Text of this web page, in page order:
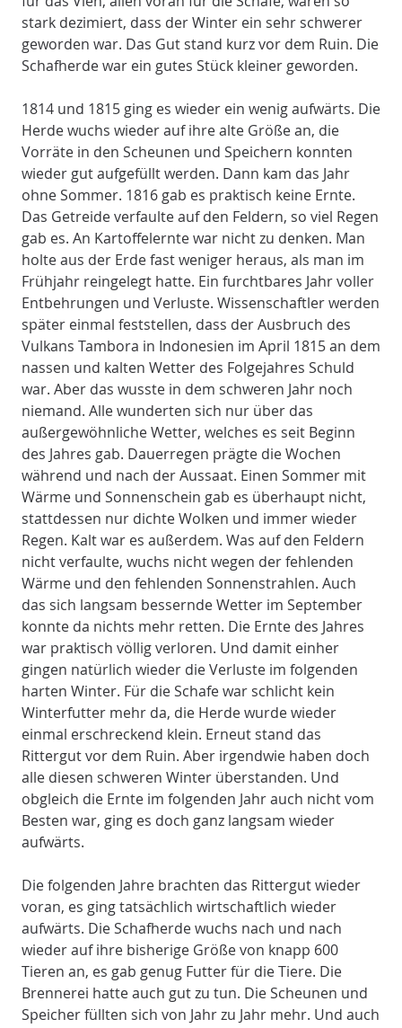
stark dezimiert, dass der Winter ein sehr schwerer
geworden war. Das Gut stand kurz vor dem Ruin. Die
Schafherde war ein gutes Stück kleiner geworden.
1814 und 1815 ging es wieder ein wenig aufwärts. Die
Herde wuchs wieder auf ihre alte Größe an, die
Vorräte in den Scheunen und Speichern konnten
wieder gut aufgefüllt werden. Dann kam das Jahr
ohne Sommer. 1816 gab es praktisch keine Ernte.
Das Getreide verfaulte auf den Feldern, so viel Regen
gab es. An Kartoffelernte war nicht zu denken. Man
holte aus der Erde fast weniger heraus, als man im
Frühjahr reingelegt hatte. Ein furchtbares Jahr voller
Entbehrungen und Verluste. Wissenschaftler werden
später einmal feststellen, dass der Ausbruch des
Vulkans Tambora in Indonesien im April 1815 an dem
nassen und kalten Wetter des Folgejahres Schuld
war. Aber das wusste in dem schweren Jahr noch
niemand. Alle wunderten sich nur über das
außergewöhnliche Wetter, welches es seit Beginn
des Jahres gab. Dauerregen prägte die Wochen
während und nach der Aussaat. Einen Sommer mit
Wärme und Sonnenschein gab es überhaupt nicht,
stattdessen nur dichte Wolken und immer wieder
Regen. Kalt war es außerdem. Was auf den Feldern
nicht verfaulte, wuchs nicht wegen der fehlenden
Wärme und den fehlenden Sonnenstrahlen. Auch
das sich langsam bessernde Wetter im September
konnte da nichts mehr retten. Die Ernte des Jahres
war praktisch völlig verloren. Und damit einher
gingen natürlich wieder die Verluste im folgenden
harten Winter. Für die Schafe war schlicht kein
Winterfutter mehr da, die Herde wurde wieder
einmal erschreckend klein. Erneut stand das
Rittergut vor dem Ruin. Aber irgendwie haben doch
alle diesen schweren Winter überstanden. Und
obgleich die Ernte im folgenden Jahr auch nicht vom
Besten war, ging es doch ganz langsam wieder
aufwärts.
Die folgenden Jahre brachten das Rittergut wieder
voran, es ging tatsächlich wirtschaftlich wieder
aufwärts. Die Schafherde wuchs nach und nach
wieder auf ihre bisherige Größe von knapp 600
Tieren an, es gab genug Futter für die Tiere. Die
Brennerei hatte auch gut zu tun. Die Scheunen und
Speicher füllten sich von Jahr zu Jahr mehr. Und auch